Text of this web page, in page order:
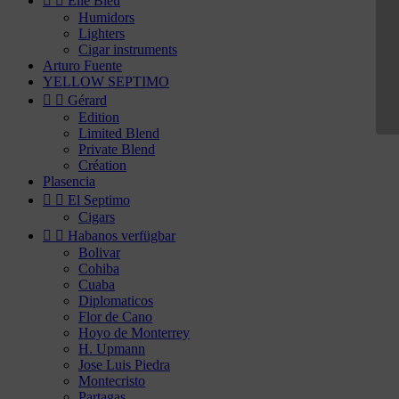
Humidors
Lighters
Cigar instruments
Arturo Fuente
YELLOW SEPTIMO
  Gérard
Edition
Limited Blend
Private Blend
Création
Plasencia
  El Septimo
Cigars
  Habanos verfügbar
Bolivar
Cohiba
Cuaba
Diplomaticos
Flor de Cano
Hoyo de Monterrey
H. Upmann
Jose Luis Piedra
Montecristo